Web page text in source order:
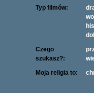
Typ filmów:
Czego
szukasz?:
Moja religia to: